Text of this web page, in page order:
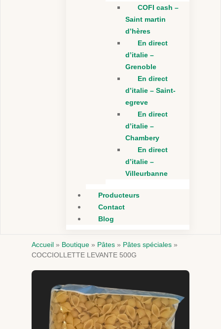
COFI cash –
Saint martin
d’hères
En direct
d’italie –
Grenoble
En direct
d’italie – Saint-
egreve
En direct
d’italie –
Chambery
En direct
d’italie –
Villeurbanne
Producteurs
Contact
Blog
Accueil » Boutique » Pâtes » Pâtes spéciales »
COCCIOLLETTE LEVANTE 500G